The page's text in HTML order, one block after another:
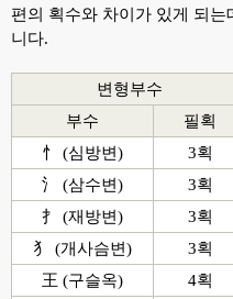
편의 획수와 차이가 있게 되
니다.
변형부수
부수
필획
忄 (심방변)
3획
氵 (삼수변)
3획
扌 (재방변)
3획
犭 (개사슴변)
3획
王 (구슬옥)
4획